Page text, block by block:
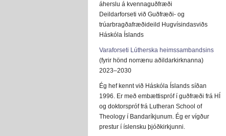
áherslu á kvennaguðfræði
Deildarforseti við Guðfræði- og
trúarbragðafræðideild Hugvísindasviðs
Háskóla Íslands
Varaforseti Lútherska heimssambandsins
(fyrir hönd norrænu aðildarkirknanna)
2023–2030
Ég hef kennt við Háskóla Íslands síðan
1996. Er með embættispróf í guðfræði frá HÍ
og doktorspróf frá Lutheran School of
Theology í Bandaríkjunum. Ég er vígður
prestur í íslensku þjóðkirkjunni.